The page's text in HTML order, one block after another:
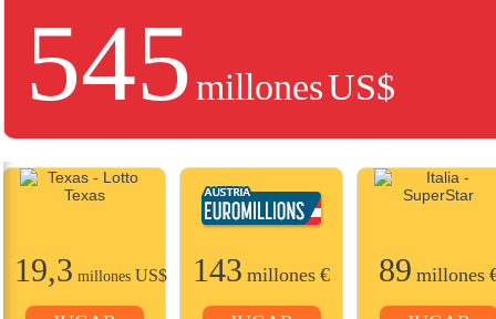
545 millonesUS$
19,3 millones US$ 143 millones € 89 millones